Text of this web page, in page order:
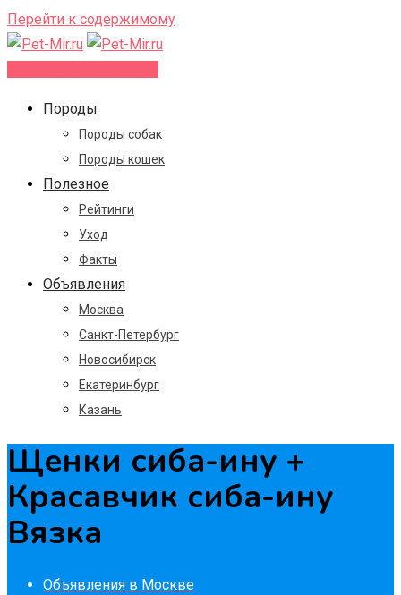
Перейти к содержимому
Породы
Породы собак
Породы кошек
Полезное
Рейтинги
Уход
Факты
Объявления
Москва
Санкт-Петербург
Новосибирск
Екатеринбург
Казань
Щенки сиба-ину +
Красавчик сиба-ину
Вязка
Объявления в Москве